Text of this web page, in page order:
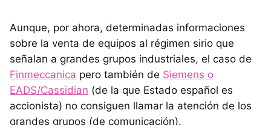
Aunque, por ahora, determinadas informaciones
sobre la venta de equipos al régimen sirio que
señalan a grandes grupos industriales, el caso de
Finmeccanica pero también de Siemens o
EADS/Cassidian (de la que Estado español es
accionista) no consiguen llamar la atención de los
grandes grupos (de comunicación).